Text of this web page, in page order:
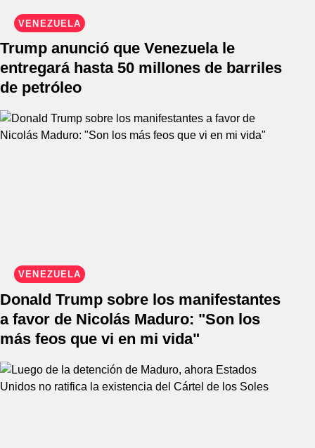
VENEZUELA
Trump anunció que Venezuela le
entregará hasta 50 millones de barriles
de petróleo
VENEZUELA
Donald Trump sobre los manifestantes
a favor de Nicolás Maduro: "Son los
más feos que vi en mi vida"